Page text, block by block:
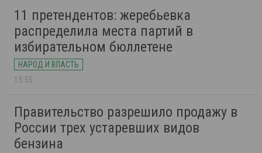
11 претендентов: жеребьевка
распределила места партий в
избирательном бюллетене
НАРОД И ВЛАСТЬ
15:55
Правительство разрешило продажу в
России трех устаревших видов
бензина